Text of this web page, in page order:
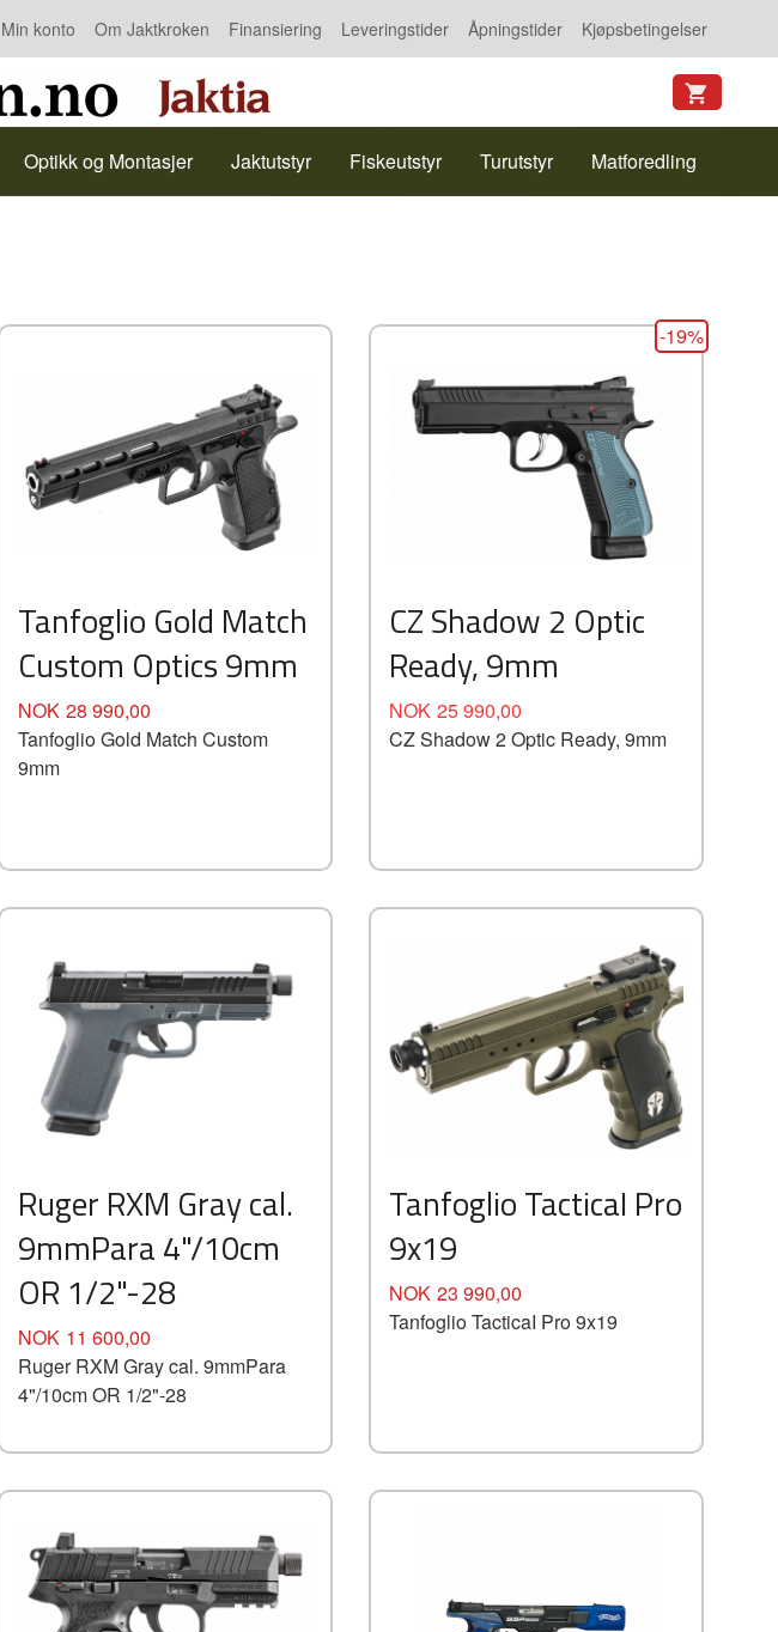
Min konto Om Jaktkroken Finansiering Leveringstider Åpningstider Kjøpsbetingelser
Kontakt oss
Optikk og Montasjer Jaktutstyr Fiskeutstyr Turutstyr Matforedling
Tanfoglio Gold Match
Custom Optics 9mm
Pris
NOK 28 990,00
Tanfoglio Gold Match Custom
9mm
CZ Shadow 2 Optic
Ready, 9mm
Tilbud
NOK 25 990,00Rabatt
-19%
CZ Shadow 2 Optic Ready, 9mm
Ruger RXM Gray cal.
9mmPara 4"/10cm
OR 1/2"-28
Pris
NOK 11 600,00
Ruger RXM Gray cal. 9mmPara
4"/10cm OR 1/2"-28
Tanfoglio TacticaI Pro
9x19
Pris
NOK 23 990,00
Tanfoglio TacticaI Pro 9x19